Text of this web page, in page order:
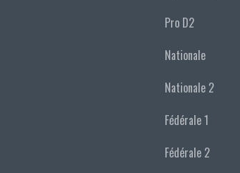
Pro D2
Nationale
Nationale 2
Fédérale 1
Fédérale 2